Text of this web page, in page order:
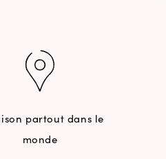
partout dans le
monde